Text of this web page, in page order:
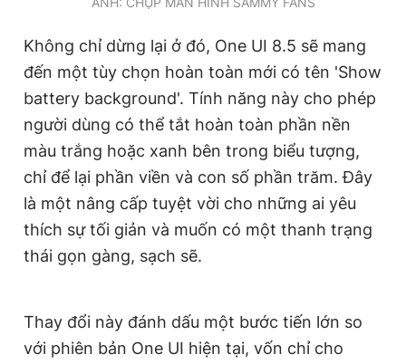
Không chỉ dừng lại ở đó, One UI 8.5 sẽ mang
đến một tùy chọn hoàn toàn mới có tên 'Show
battery background'. Tính năng này cho phép
người dùng có thể tắt hoàn toàn phần nền
màu trắng hoặc xanh bên trong biểu tượng,
chỉ để lại phần viền và con số phần trăm. Đây
là một nâng cấp tuyệt vời cho những ai yêu
thích sự tối giản và muốn có một thanh trạng
thái gọn gàng, sạch sẽ.
Thay đổi này đánh dấu một bước tiến lớn so
với phiên bản One UI hiện tại, vốn chỉ cho